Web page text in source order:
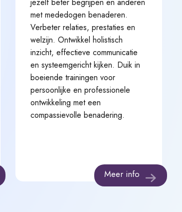
met mededogen benaderen.
Verbeter relaties, prestaties en
welzijn. Ontwikkel holistisch
inzicht, effectieve communicatie
en systeemgericht kijken. Duik in
boeiende trainingen voor
persoonlijke en professionele
ontwikkeling met een
compassievolle benadering.
Meer info